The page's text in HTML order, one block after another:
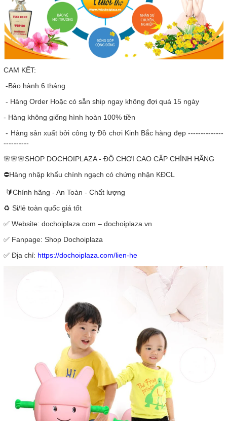
CAM KẾT:
-Bảo hành 6 tháng
- Hàng Order Hoặc có sẵn ship ngay không đợi quá 15 ngày
- Hàng không giống hình hoàn 100% tiền
- Hàng sản xuất bởi công ty Đồ chơi Kinh Bắc hàng đẹp --------------
----------
🌸🌸🌸SHOP DOCHOIPLAZA - ĐỒ CHƠI CAO CẤP CHÍNH HÃNG
⛔Hàng nhập khẩu chính ngạch có chứng nhận KĐCL
🔰Chính hãng - An Toàn - Chất lượng
♻️ Sỉ/lẻ toàn quốc giá tốt
✅ Website: dochoiplaza.com – dochoiplaza.vn
✅ Fanpage: Shop Dochoiplaza
✅ Địa chỉ: https://dochoiplaza.com/lien-he